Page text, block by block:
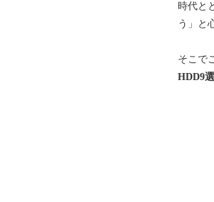
時代と
う」と
そこで
HDD9